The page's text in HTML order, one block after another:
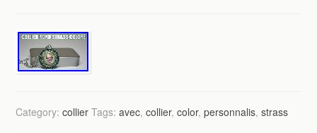
Category:collier Tags:avec,collier,color,personnalis,strass